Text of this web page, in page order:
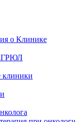
о Клинике
клиники